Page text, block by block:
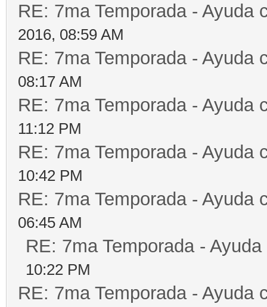
RE: 7ma Temporada - Ayuda
2016, 08:59 AM
RE: 7ma Temporada - Ayuda
08:17 AM
RE: 7ma Temporada - Ayuda
11:12 PM
RE: 7ma Temporada - Ayuda
10:42 PM
RE: 7ma Temporada - Ayuda
06:45 AM
RE: 7ma Temporada -
10:22 PM
RE: 7ma Temporada - Ayuda